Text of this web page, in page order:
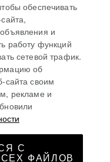
обеспечивать
и
работу функций
сетевой трафик.
об
сайта своим
рекламе и
С
ФАЙЛОВ